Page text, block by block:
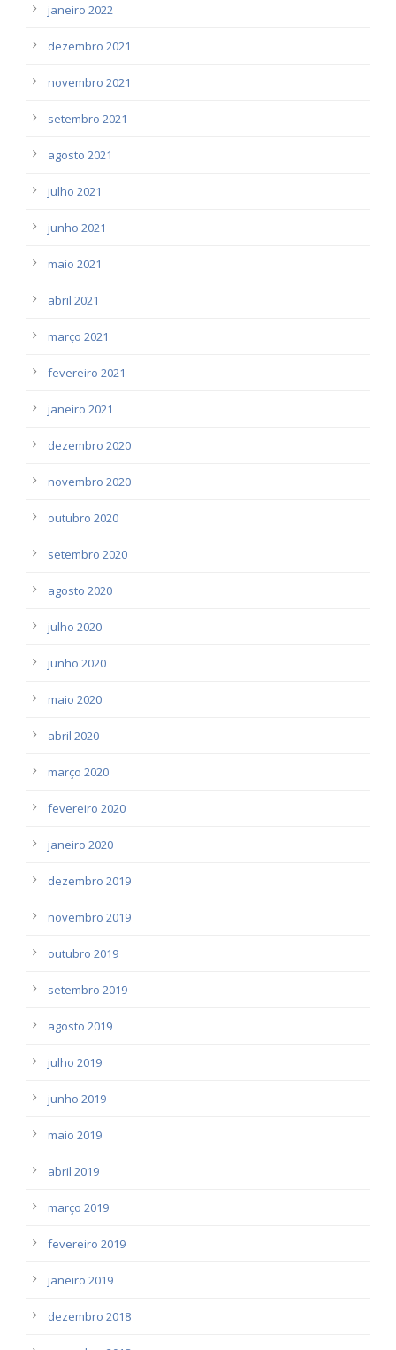
janeiro 2022
dezembro 2021
novembro 2021
setembro 2021
agosto 2021
julho 2021
junho 2021
maio 2021
abril 2021
março 2021
fevereiro 2021
janeiro 2021
dezembro 2020
novembro 2020
outubro 2020
setembro 2020
agosto 2020
julho 2020
junho 2020
maio 2020
abril 2020
março 2020
fevereiro 2020
janeiro 2020
dezembro 2019
novembro 2019
outubro 2019
setembro 2019
agosto 2019
julho 2019
junho 2019
maio 2019
abril 2019
março 2019
fevereiro 2019
janeiro 2019
dezembro 2018